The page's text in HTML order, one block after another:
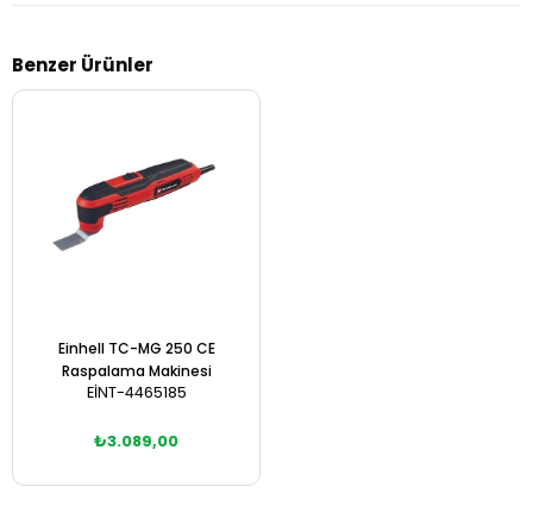
Benzer Ürünler
Einhell TC-MG 250 CE
Raspalama Makinesi
EİNT-4465185
₺3.089,00